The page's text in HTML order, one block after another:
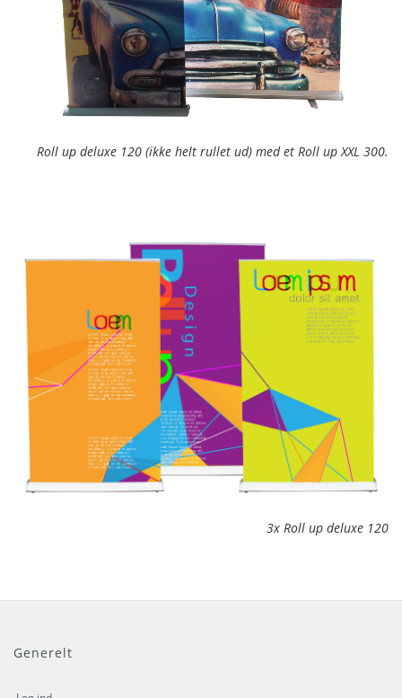
Roll up deluxe 120 (ikke helt rullet ud) med et Roll up XXL 300.
3x Roll up deluxe 120
Generelt